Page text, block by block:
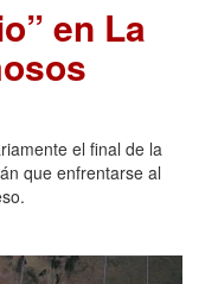
en La
el final de la
que enfrentarse al